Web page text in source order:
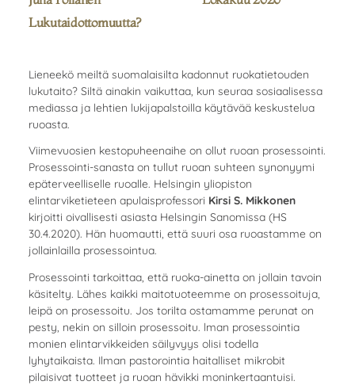
Lukutaidottomuutta?
Lieneekö meiltä suomalaisilta kadonnut ruokatietouden
lukutaito? Siltä ainakin vaikuttaa, kun seuraa sosiaalisessa
mediassa ja lehtien lukijapalstoilla käytävää keskustelua
ruoasta.
Viimevuosien kestopuheenaihe on ollut ruoan prosessointi.
Prosessointi-sanasta on tullut ruoan suhteen synonyymi
epäterveelliselle ruoalle. Helsingin yliopiston
elintarviketieteen apulaisprofessori Kirsi S. Mikkonen
kirjoitti oivallisesti asiasta Helsingin Sanomissa (HS
30.4.2020). Hän huomautti, että suuri osa ruoastamme on
jollainlailla prosessointua.
Prosessointi tarkoittaa, että ruoka-ainetta on jollain tavoin
käsitelty. Lähes kaikki maitotuoteemme on prosessoituja,
leipä on prosessoitu. Jos torilta ostamamme perunat on
pesty, nekin on silloin prosessoitu. lman prosessointia
monien elintarvikkeiden säilyvyys olisi todella
lyhytaikaista. Ilman pastorointia haitalliset mikrobit
pilaisivat tuotteet ja ruoan hävikki moninkertaantuisi.